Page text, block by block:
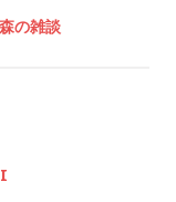
の雑談